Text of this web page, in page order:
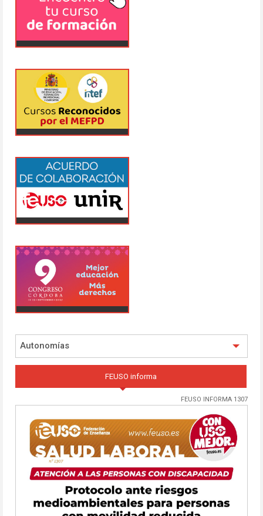
Autonomías
FEUSO informa
FEUSO INFORMA 1307